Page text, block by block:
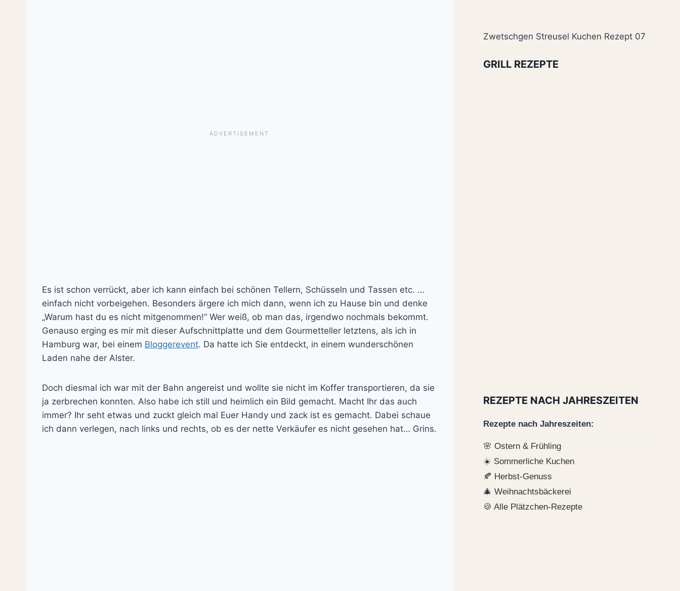
Es ist schon verrückt, aber ich kann einfach bei schönen Tellern, Schüsseln und Tassen etc. …
einfach nicht vorbeigehen. Besonders ärgere ich mich dann, wenn ich zu Hause bin und denke
„Warum hast du es nicht mitgenommen!“ Wer weiß, ob man das, irgendwo nochmals bekommt.
Genauso erging es mir mit dieser Aufschnittplatte und dem Gourmetteller letztens, als ich in
Hamburg war, bei einem Bloggerevent. Da hatte ich Sie entdeckt, in einem wunderschönen
Laden nahe der Alster.
Doch diesmal ich war mit der Bahn angereist und wollte sie nicht im Koffer transportieren, da sie
ja zerbrechen konnten. Also habe ich still und heimlich ein Bild gemacht. Macht Ihr das auch
immer? Ihr seht etwas und zuckt gleich mal Euer Handy und zack ist es gemacht. Dabei schaue
ich dann verlegen, nach links und rechts, ob es der nette Verkäufer es nicht gesehen hat… Grins.
Zwetschgen Streusel Kuchen Rezept 07
GRILL REZEPTE
REZEPTE NACH JAHRESZEITEN
Rezepte nach Jahreszeiten:
🌸Ostern & Frühling
☀️ Sommerliche Kuchen
🍂 Herbst-Genuss
🎄Weihnachtsbäckerei
🍪Alle Plätzchen-Rezepte